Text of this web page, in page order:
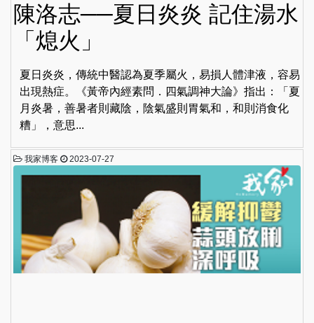
陳洛志──夏日炎炎 記住湯水
「熄火」
夏日炎炎，傳統中醫認為夏季屬火，易損人體津液，容易
出現熱症。《黃帝內經素問．四氣調神大論》指出：「夏
月炎暑，善暑者則藏陰，陰氣盛則胃氣和，和則消食化
糟」，意思...
我家博客 2023-07-27